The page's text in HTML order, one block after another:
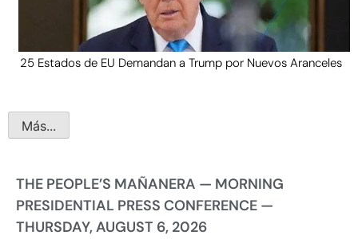
25 Estados de EU Demandan a Trump por Nuevos Aranceles
Más...
THE PEOPLE’S MAÑANERA — MORNING
PRESIDENTIAL PRESS CONFERENCE —
THURSDAY, AUGUST 6, 2026